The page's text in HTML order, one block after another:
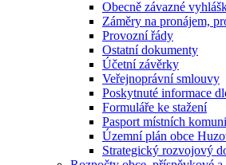
Obecně závazné
Záměry na pronájem,
Provozní řády
Ostatní dokumenty
Účetní závěrky
Veřejnoprávní smlouvy
Poskytnuté informace
Formuláře ke stažení
Pasport místních
Územní plán obce
Strategický rozvojový